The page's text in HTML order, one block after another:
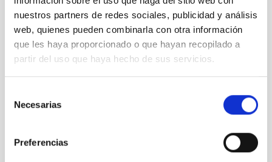
nuestros partners de redes sociales, publicidad y análisis
web, quienes pueden combinarla con otra información
que les haya proporcionado o que hayan recopilado a
partir del uso que haya hecho de sus servicios.
Necesarias
Preferencias
ESPECIALIDAD
GESTIÓN DE PROYECTOS
PROMOCIÓN INTERNA
NO
PS-2024-044 BASES CONVOCATORIA